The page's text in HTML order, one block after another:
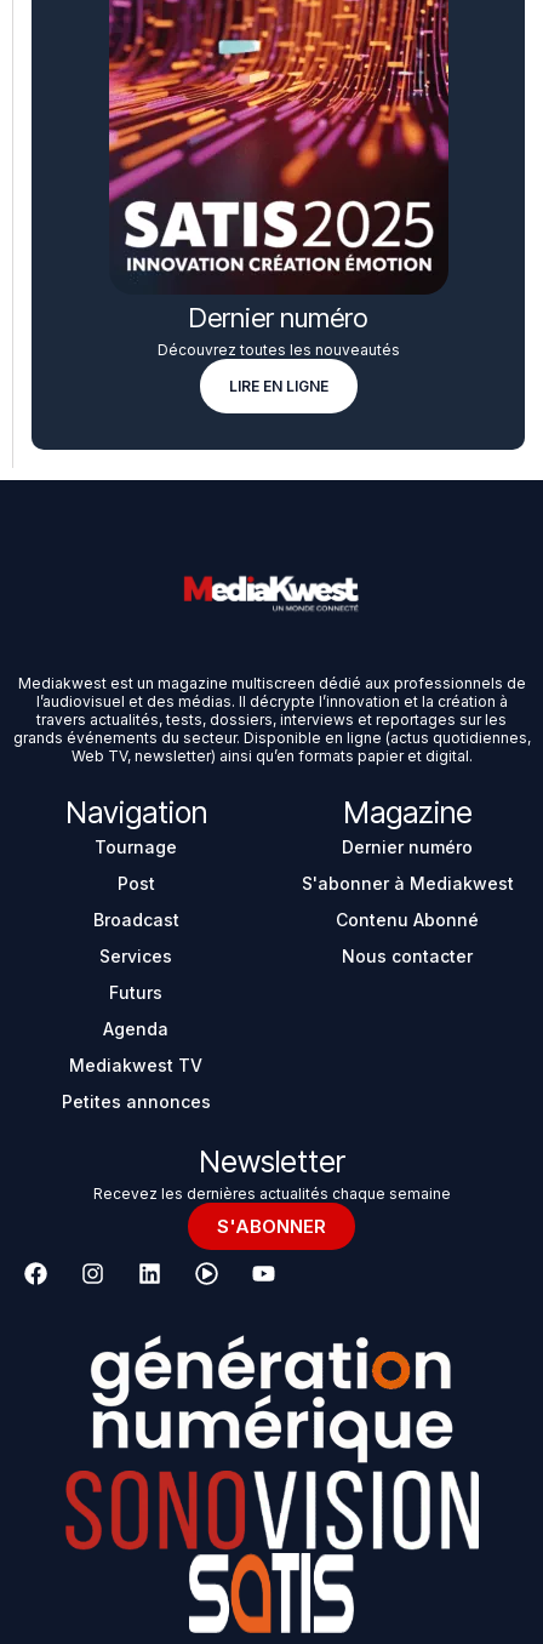
Dernier numéro
Découvrez toutes les nouveautés
LIRE EN LIGNE
Mediakwest est un magazine multiscreen dédié aux professionnels de
l’audiovisuel et des médias. Il décrypte l’innovation et la création à
travers actualités, tests, dossiers, interviews et reportages sur les
grands événements du secteur. Disponible en ligne (actus quotidiennes,
Web TV, newsletter) ainsi qu’en formats papier et digital.
Navigation
Tournage
Post
Broadcast
Services
Futurs
Agenda
Mediakwest TV
Petites annonces
Magazine
Dernier numéro
S'abonner à Mediakwest
Contenu Abonné
Nous contacter
Newsletter
Recevez les dernières actualités chaque semaine
S'ABONNER